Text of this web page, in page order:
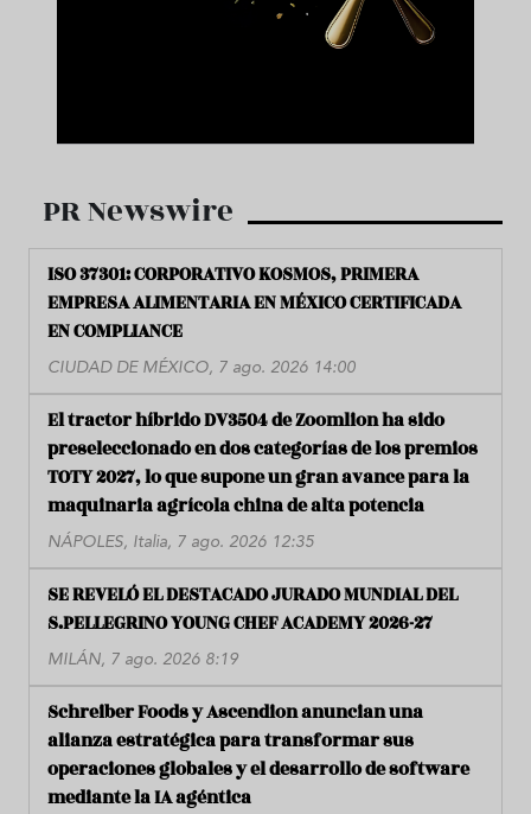
PR Newswire
ISO 37301: CORPORATIVO KOSMOS, PRIMERA
EMPRESA ALIMENTARIA EN MÉXICO CERTIFICADA
EN COMPLIANCE
CIUDAD DE MÉXICO, 7 ago. 2026 14:00
El tractor híbrido DV3504 de Zoomlion ha sido
preseleccionado en dos categorías de los premios
TOTY 2027, lo que supone un gran avance para la
maquinaria agrícola china de alta potencia
NÁPOLES, Italia, 7 ago. 2026 12:35
SE REVELÓ EL DESTACADO JURADO MUNDIAL DEL
S.PELLEGRINO YOUNG CHEF ACADEMY 2026-27
MILÁN, 7 ago. 2026 8:19
Schreiber Foods y Ascendion anuncian una
alianza estratégica para transformar sus
operaciones globales y el desarrollo de software
mediante la IA agéntica